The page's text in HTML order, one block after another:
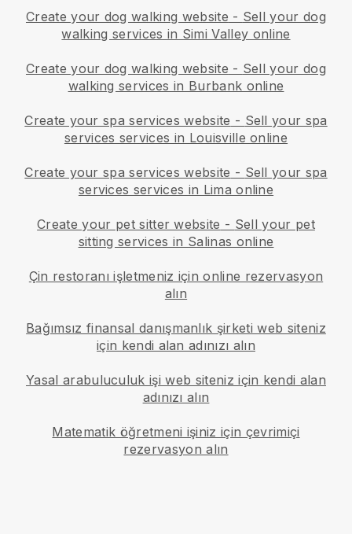
Create your dog walking website - Sell your dog
walking services in Simi Valley online
Create your dog walking website - Sell your dog
walking services in Burbank online
Create your spa services website - Sell your spa
services services in Louisville online
Create your spa services website - Sell your spa
services services in Lima online
Create your pet sitter website - Sell your pet
sitting services in Salinas online
Çin restoranı işletmeniz için online rezervasyon
alın
Bağımsız finansal danışmanlık şirketi web siteniz
için kendi alan adınızı alın
Yasal arabuluculuk işi web siteniz için kendi alan
adınızı alın
Matematik öğretmeni işiniz için çevrimiçi
rezervasyon alın